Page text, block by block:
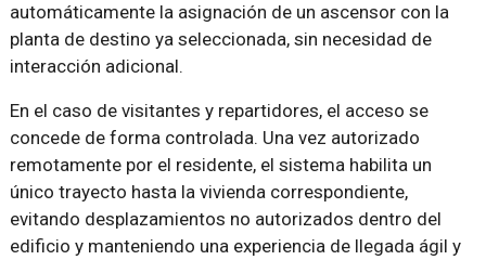
automáticamente la asignación de un ascensor con la
planta de destino ya seleccionada, sin necesidad de
interacción adicional.
En el caso de visitantes y repartidores, el acceso se
concede de forma controlada. Una vez autorizado
remotamente por el residente, el sistema habilita un
único trayecto hasta la vivienda correspondiente,
evitando desplazamientos no autorizados dentro del
edificio y manteniendo una experiencia de llegada ágil y